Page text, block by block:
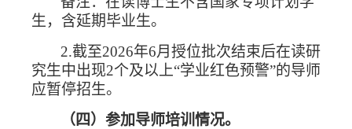
生，含延期毕业生。
2.截至2026年6月授位批次结束后在读研
究生中出现2个及以上“学业红色预警”的导师
应暂停招生。
（四）参加导师培训情况。